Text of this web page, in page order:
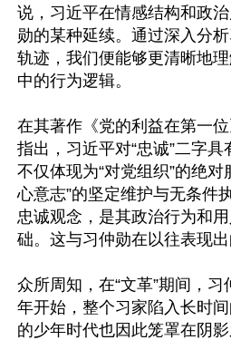
说，习近平在情感结构和政
勋的某种延续。通过深入分
轨迹，我们便能够更清晰地
中的行为逻辑。
在其著作《党的利益在第一
指出，习近平对“忠诚”二字
不仅体现为“对党组织”的绝
心意志”的坚定维护与无条件
忠诚观念，是其政治行为和
础。这与习仲勋在以往表现出
众所周知，在“文革”期间，
年开始，整个习家陷入长时
的少年时代也因此笼罩在阴